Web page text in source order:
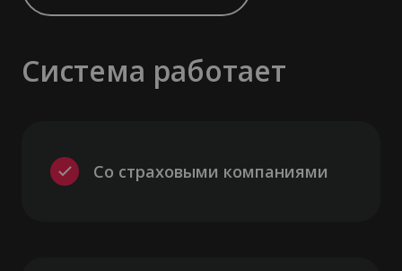
Система работает
Со страховыми компаниями